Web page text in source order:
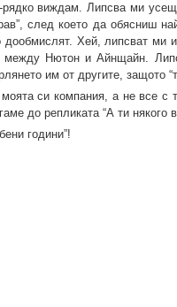
виждам. Липсва ми
след което да обясниш
Хей, липсват ми
Нютон и Айнщайн.
им от другите, защото
си компания, а не все с
до репликата “А ти
години”!